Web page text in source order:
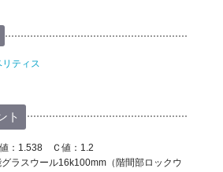
ティス
ト
1.538 Ｃ値：1.2
スウール16k100mm（階間部ロックウ